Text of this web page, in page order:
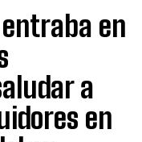
en
a
en